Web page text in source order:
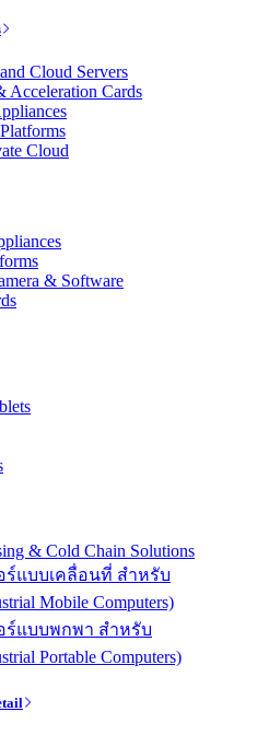
Cloud Servers
Acceleration Cards
Cloud
& Software
& Cold Chain Solutions
แบบเคลื่อนที่ สำหรับ
Mobile Computers)
แบบพกพา สำหรับ
Portable Computers)